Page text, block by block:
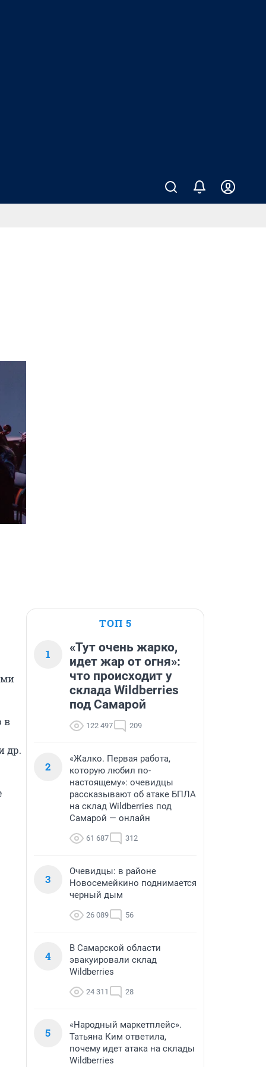
в
др.
ТОП 5
1
«Тут очень жарко,
идет жар от огня»:
что происходит у
склада Wildberries
под Самарой
122 497 209
2
«Жалко. Первая работа,
которую любил по-
настоящему»: очевидцы
рассказывают об атаке БПЛА
на склад Wildberries под
Самарой — онлайн
61 687 312
3
Очевидцы: в районе
Новосемейкино поднимается
черный дым
26 089 56
4
В Самарской области
эвакуировали склад
Wildberries
24 311 28
5
«Народный маркетплейс».
Татьяна Ким ответила,
почему идет атака на склады
Wildberries